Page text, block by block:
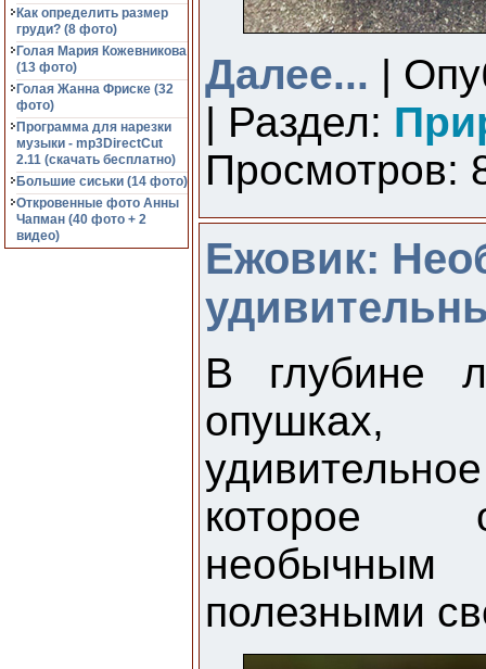
Как определить размер
груди? (8 фото)
Голая Мария Кожевникова
(13 фото)
Голая Жанна Фриске (32
фото)
Программа для нарезки
музыки - mp3DirectCut
2.11 (cкачать бесплатно)
Большие сиськи (14 фото)
Откровенные фото Анны
Чапман (40 фото + 2
видео)
Далее... |
| Раздел:
Просмотров:
Ежовик:
В глубине
опушках,
которое
полезными